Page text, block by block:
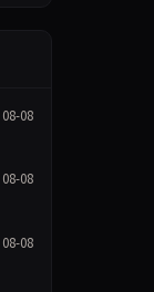
08-08
08-08
08-08